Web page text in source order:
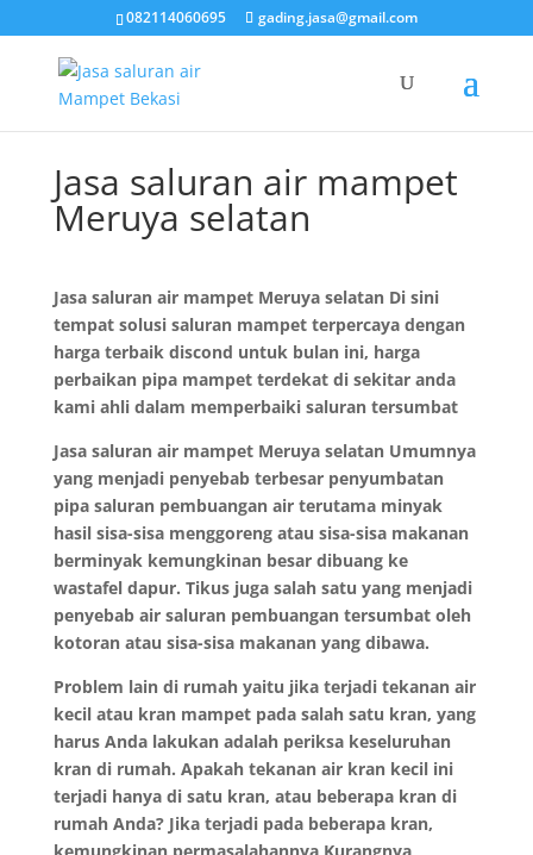
082114060695 gading.jasa@gmail.com
Jasa saluran air mampet
Meruya selatan
Jasa saluran air mampet Meruya selatan Di sini
tempat solusi saluran mampet terpercaya dengan
harga terbaik discond untuk bulan ini, harga
perbaikan pipa mampet terdekat di sekitar anda
kami ahli dalam memperbaiki saluran tersumbat
Jasa saluran air mampet Meruya selatan Umumnya
yang menjadi penyebab terbesar penyumbatan
pipa saluran pembuangan air terutama minyak
hasil sisa-sisa menggoreng atau sisa-sisa makanan
berminyak kemungkinan besar dibuang ke
wastafel dapur. Tikus juga salah satu yang menjadi
penyebab air saluran pembuangan tersumbat oleh
kotoran atau sisa-sisa makanan yang dibawa.
Problem lain di rumah yaitu jika terjadi tekanan air
kecil atau kran mampet pada salah satu kran, yang
harus Anda lakukan adalah periksa keseluruhan
kran di rumah. Apakah tekanan air kran kecil ini
terjadi hanya di satu kran, atau beberapa kran di
rumah Anda? Jika terjadi pada beberapa kran,